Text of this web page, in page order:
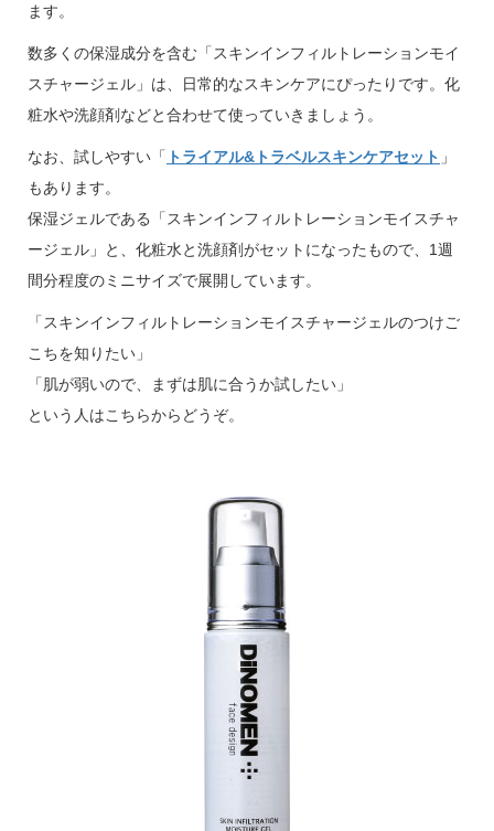
ます。
数多くの保湿成分を含む「スキンインフィルトレーションモイ
スチャージェル」は、日常的なスキンケアにぴったりです。化
粧水や洗顔剤などと合わせて使っていきましょう。
なお、試しやすい「 トライアル&トラベルスキンケアセット 」
もあります。
保湿ジェルである「スキンインフィルトレーションモイスチャ
ージェル」と、化粧水と洗顔剤がセットになったもので、1週
間分程度のミニサイズで展開しています。
「スキンインフィルトレーションモイスチャージェルのつけご
こちを知りたい」
「肌が弱いので、まずは肌に合うか試したい」
という人はこちらからどうぞ。